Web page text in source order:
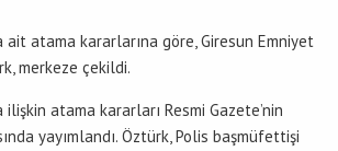
ait atama kararlarına göre, Giresun Emniyet
merkeze çekildi.
ilişkin atama kararları Resmi Gazete’nin
yayımlandı. Öztürk, Polis başmüfettişi